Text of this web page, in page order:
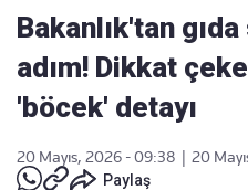
Bakanlık'tan
adım! Dikkat
'böcek' detayı
20 Mayıs, 2026 - 09:38
20
Paylaş